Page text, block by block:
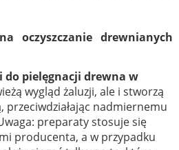
oczyszczanie drewnianych
pielęgnacji drewna w
wygląd żaluzji, ale i stworzą
przeciwdziałając nadmiernemu
preparaty stosuje się
producenta, a w przypadku